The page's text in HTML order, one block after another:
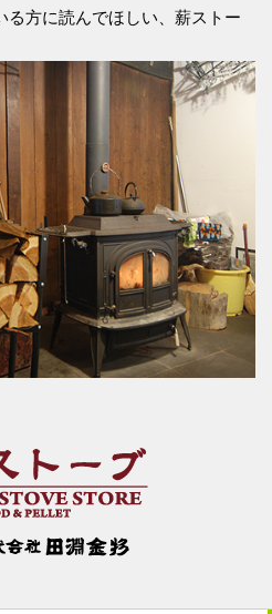
る方に読んでほしい、薪ストー